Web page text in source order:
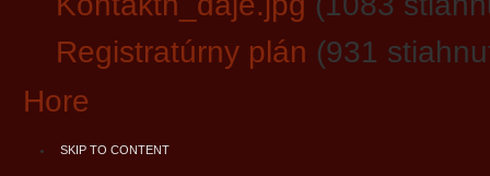
Registratúrny plán (931
Hore
SKIP TO CONTENT